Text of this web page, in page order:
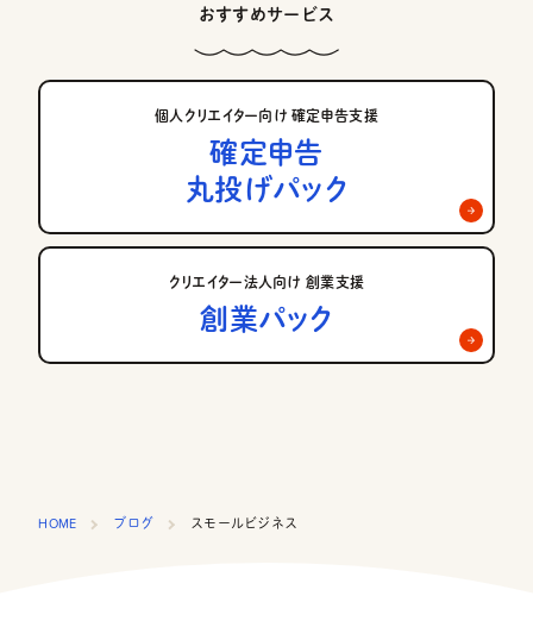
おすすめサービス
個人クリエイター向け 確定申告支援
確定申告
丸投げパック
クリエイター法人向け 創業支援
創業パック
HOME ブログ スモールビジネス